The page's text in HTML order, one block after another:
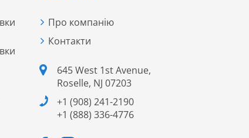
Про компанію
Контакти
645 West 1st Avenue,
Roselle, NJ 07203
+1 (908) 241-2190
+1 (888) 336-4776